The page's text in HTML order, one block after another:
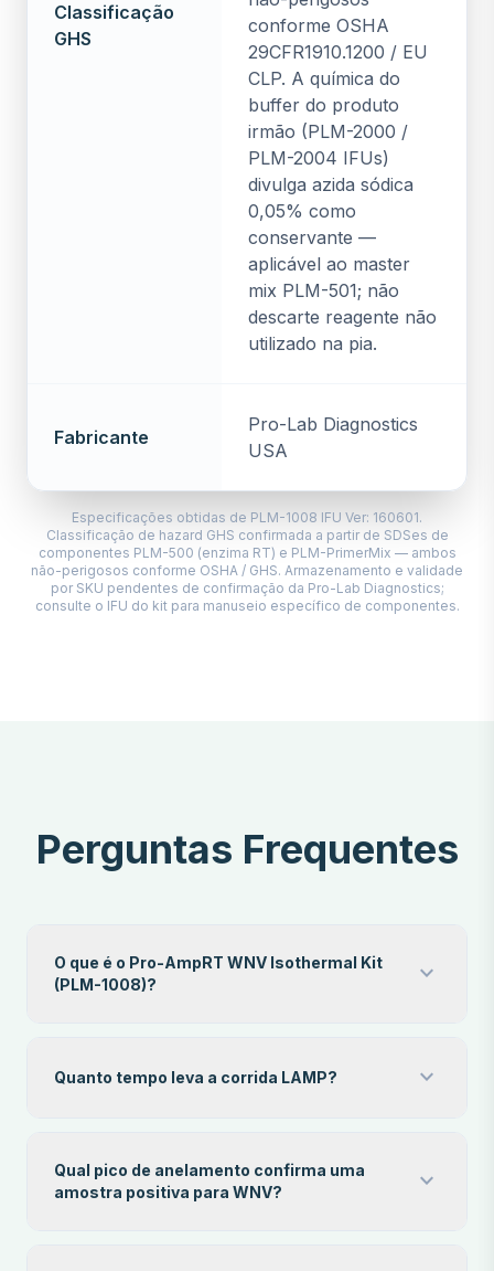
Classificação
GHS
conforme OSHA
29CFR1910.1200 / EU
CLP. A química do
buffer do produto
irmão (PLM-2000 /
PLM-2004 IFUs)
divulga azida sódica
0,05% como
conservante —
aplicável ao master
mix PLM-501; não
descarte reagente não
utilizado na pia.
Fabricante
Pro-Lab Diagnostics
USA
Especificações obtidas de PLM-1008 IFU Ver: 160601.
Classificação de hazard GHS confirmada a partir de SDSes de
componentes PLM-500 (enzima RT) e PLM-PrimerMix — ambos
não-perigosos conforme OSHA / GHS. Armazenamento e validade
por SKU pendentes de confirmação da Pro-Lab Diagnostics;
consulte o IFU do kit para manuseio específico de componentes.
Perguntas Frequentes
O que é o Pro-AmpRT WNV Isothermal Kit
(PLM-1008)?
expand_more
Quanto tempo leva a corrida LAMP? expand_more
Qual pico de anelamento confirma uma
amostra positiva para WNV?
expand_more